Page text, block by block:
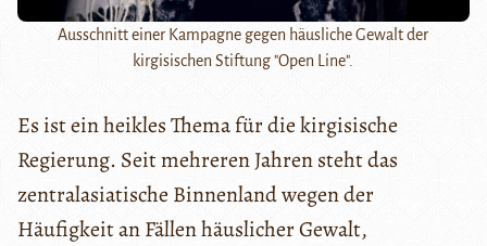
Ausschnitt einer Kampagne gegen häusliche Gewalt der
kirgisischen Stiftung "Open Line".
Es ist ein heikles Thema für die kirgisische
Regierung. Seit mehreren Jahren steht das
zentralasiatische Binnenland wegen der
Häufigkeit an Fällen häuslicher Gewalt,